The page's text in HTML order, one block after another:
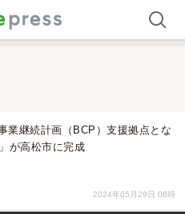
業継続計画（BCP）支援拠点とな
が高松市に完成
2024年05月29日 08時